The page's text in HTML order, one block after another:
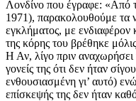
Λονδίνο που έγραφε: «Από
1971), παρακολουθούμε τα
εγκλήματος, με
της κόρης του βρέθηκε
Η Αν, λίγο πριν αναχωρήσει
γονείς της ότι δεν ήταν
ενθουσιασμένη γι’ αυτό)
επίσκεψής της δεν ήταν